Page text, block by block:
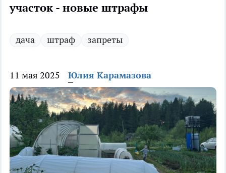
участок - новые штрафы
дача штраф запреты
11 мая 2025 Юлия Карамазова